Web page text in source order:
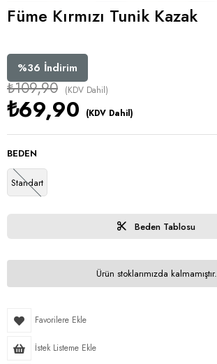
Füme Kırmızı Tunik Kazak
%36 İndirim
₺109,90 (KDV Dahil)
₺69,90 (KDV Dahil)
BEDEN
Standart
Beden Tablosu
Ürün stoklarımızda kalmamıştır.
Favorilere Ekle
İstek Listeme Ekle